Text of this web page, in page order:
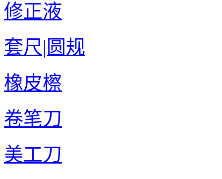
修正液
套尺|圆规
橡皮檫
卷笔刀
美工刀